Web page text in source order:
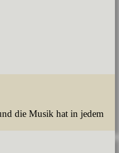
die Musik hat in jedem